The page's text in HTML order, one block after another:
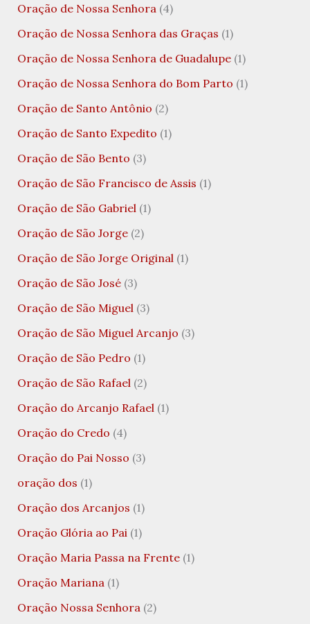
Oração de Nossa Senhora (4)
Oração de Nossa Senhora das Graças (1)
Oração de Nossa Senhora de Guadalupe(1)
Oração de Nossa Senhora do Bom Parto (1)
Oração de Santo Antônio (2)
Oração de Santo Expedito (1)
Oração de São Bento (3)
Oração de São Francisco de Assis (1)
Oração de São Gabriel (1)
Oração de São Jorge(2)
Oração de São Jorge Original (1)
Oração de São José(3)
Oração de São Miguel (3)
Oração de São Miguel Arcanjo (3)
Oração de São Pedro (1)
Oração de São Rafael (2)
Oração do Arcanjo Rafael (1)
Oração do Credo (4)
Oração do Pai Nosso (3)
oração dos (1)
Oração dos Arcanjos (1)
Oração Glória ao Pai (1)
Oração Maria Passa na Frente(1)
Oração Mariana (1)
Oração Nossa Senhora (2)